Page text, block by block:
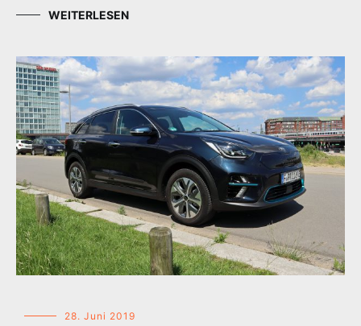
WEITERLESEN
28. Juni 2019